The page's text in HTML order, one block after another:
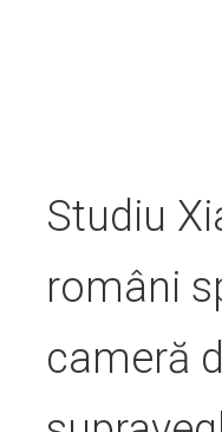
Studiu
români
cameră